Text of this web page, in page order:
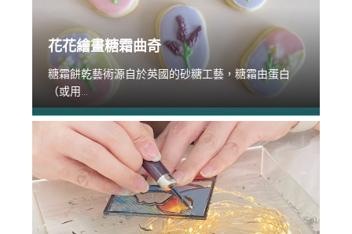
花花繪畫糖霜曲奇
糖霜餅乾藝術源自於英國的砂糖工藝，糖霜由蛋白
（或用...